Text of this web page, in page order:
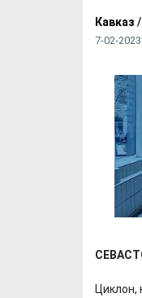
Кавказ /
7-02-2023
Циклон,